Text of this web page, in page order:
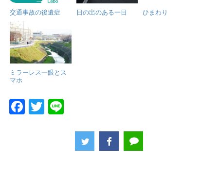
交通事故の後遺症 日の出のある一日 ひまわり
ミラーレス一眼とス
マホ
F
T